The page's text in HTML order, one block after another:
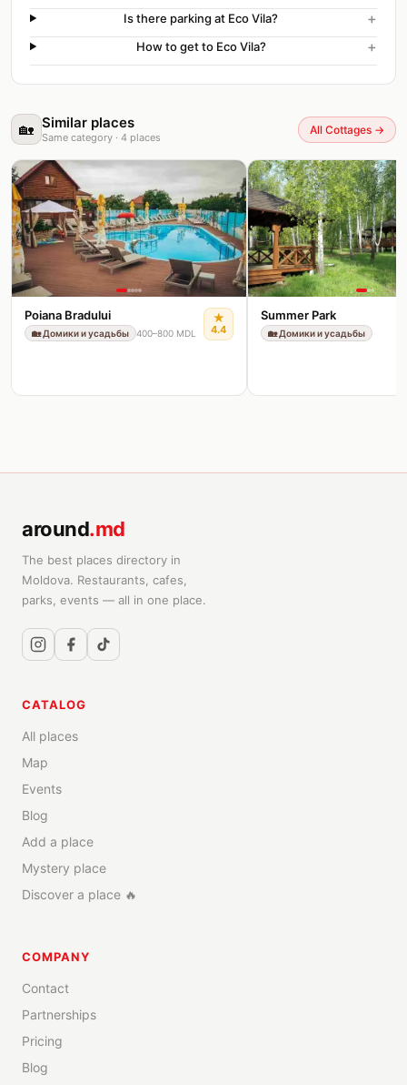
Is there parking at Eco Vila? +
How to get to Eco Vila? +
🏡 Similar places
Same category · 4 places
All Cottages →
Poiana Bradului
🏡 Домики и усадьбы 400–800 MDL
★
4.4
Summer Park
🏡 Домики и усадьбы
around.md
The best places directory in
Moldova. Restaurants, cafes,
parks, events — all in one place.
CATALOG
All places
Map
Events
Blog
Add a place
Mystery place
Discover a place 🔥
COMPANY
Contact
Partnerships
Pricing
Blog